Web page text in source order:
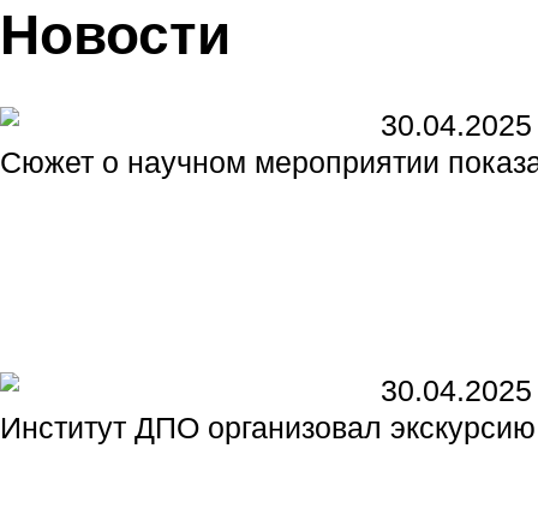
Новости
30.04.2025
Сюжет о научном мероприятии
30.04.2025
Институт ДПО организовал